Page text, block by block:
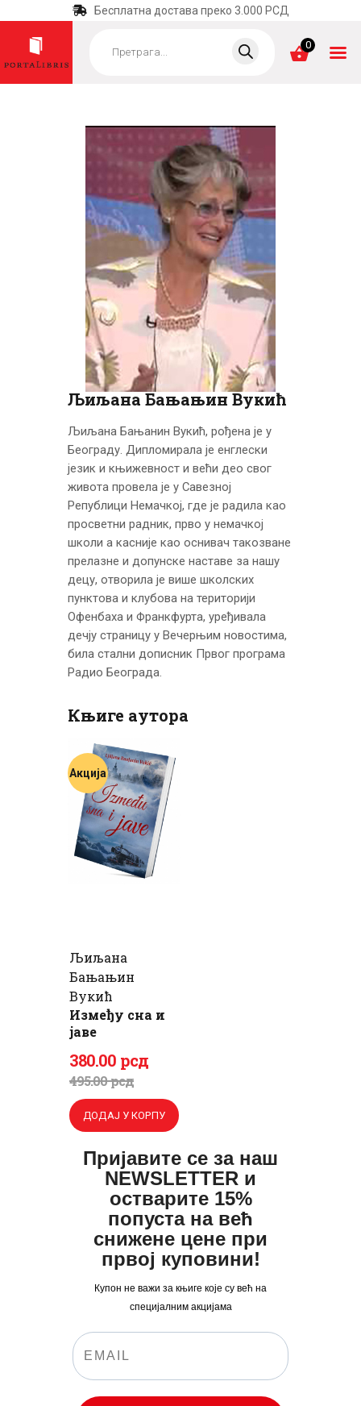
Бесплатна достава преко 3.000 РСД
search 0
ПОЧЕТНА
КАТЕГОРИЈЕ
НАЈПРОДАВАНИЈЕ
НОВЕ КЊИГЕ
ОТРГНУТО ОД
ЗАБОРАВА
АУТОРИ
АКТУЕЛНОСТИ
ЦЕНОВНИК
ПИСМО
Љиљана Бањањин Вукић
Љиљана Бањанин Вукић, рођена је у
Београду. Дипломирала је енглески
језик и књижевност и већи део свог
живота провела је у Савезној
Републици Немачкој, где је радила као
просветни радник, прво у немачкој
школи а касније као оснивач такозване
прелазне и допунске наставе за нашу
децу, отворила је више школских
пунктова и клубова на територији
Офенбаха и Франкфурта, уређивала
дечју страницу у Вечерњим новостима,
била стални дописник Првог програма
Радио Београда.
Књиге аутора
Акција
Љиљана
Бањањин
Вукић
Између сна и
јаве
495.00рсд
Оригинална
цена
је
била:
495.
380.00 рсд
Тренутна
цена
је:
380.
ДОДАЈ У КОРПУ
Пријавите се за наш
NEWSLETTER и
остварите 15%
попуста на већ
снижене цене при
првој куповини!
Купон не важи за књиге које су већ на
специјалним акцијама